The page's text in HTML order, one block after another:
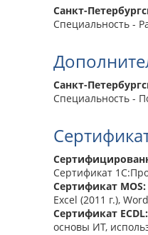
Санкт-
Специальность -
Санкт-
Специальность -
Сертификат
Сертификат MOS:
Excel (2011 г.),
Сертификат ECDL:
основы ИТ,